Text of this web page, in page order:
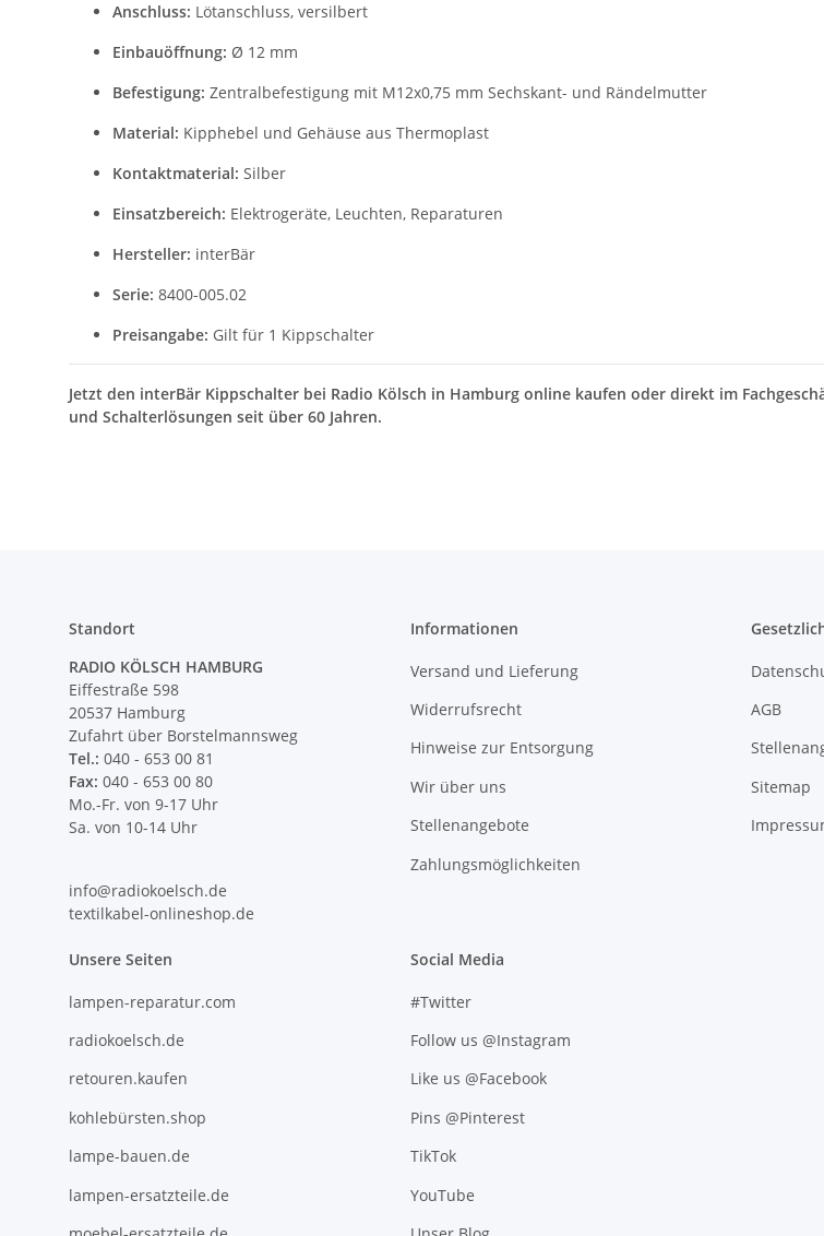
Anschluss: Lötanschluss, versilbert
Einbauöffnung: Ø 12 mm
Befestigung: Zentralbefestigung mit M12x0,75 mm Sechskant- und Rändelmutter
Material: Kipphebel und Gehäuse aus Thermoplast
Kontaktmaterial: Silber
Einsatzbereich: Elektrogeräte, Leuchten, Reparaturen
Hersteller: interBär
Serie: 8400-005.02
Preisangabe: Gilt für 1 Kippschalter
Jetzt den interBär Kippschalter bei Radio Kölsch in Hamburg online kaufen oder direkt im
und Schalterlösungen seit über 60 Jahren.
Standort
RADIO KÖLSCH HAMBURG
Eiffestraße 598
20537 Hamburg
Zufahrt über Borstelmannsweg
Tel.: 040 - 653 00 81
Fax: 040 - 653 00 80
Mo.-Fr. von 9-17 Uhr
Sa. von 10-14 Uhr
info@radiokoelsch.de
textilkabel-onlineshop.de
Informationen
Versand und Lieferung
Widerrufsrecht
Hinweise zur Entsorgung
Wir über uns
Stellenangebote
Zahlungsmöglichkeiten
AGB
Sitemap
Unsere Seiten
lampen-reparatur.com
radiokoelsch.de
retouren.kaufen
kohlebürsten.shop
lampe-bauen.de
lampen-ersatzteile.de
Social Media
#Twitter
Follow us @Instagram
Like us @Facebook
Pins @Pinterest
TikTok
YouTube